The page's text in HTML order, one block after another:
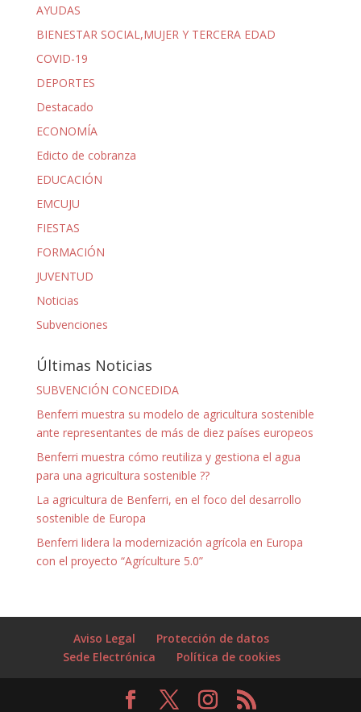
AYUDAS
BIENESTAR SOCIAL,MUJER Y TERCERA EDAD
COVID-19
DEPORTES
Destacado
ECONOMÍA
Edicto de cobranza
EDUCACIÓN
EMCUJU
FIESTAS
FORMACIÓN
JUVENTUD
Noticias
Subvenciones
Últimas Noticias
SUBVENCIÓN CONCEDIDA
Benferri muestra su modelo de agricultura sostenible
ante representantes de más de diez países europeos
Benferri muestra cómo reutiliza y gestiona el agua
para una agricultura sostenible ??
La agricultura de Benferri, en el foco del desarrollo
sostenible de Europa
Benferri lidera la modernización agrícola en Europa
con el proyecto “Agrículture 5.0”
Aviso Legal
Protección de datos
Sede Electrónica
Política de cookies